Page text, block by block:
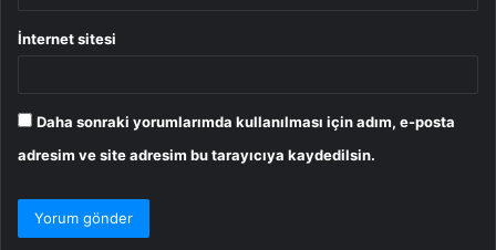
İnternet sitesi
Daha sonraki yorumlarımda kullanılması için adım, e-posta
adresim ve site adresim bu tarayıcıya kaydedilsin.